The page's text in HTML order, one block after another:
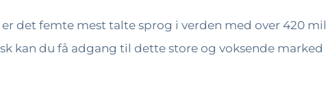
er det femte mest talte sprog i verden med over 420
kan du få adgang til dette store og voksende